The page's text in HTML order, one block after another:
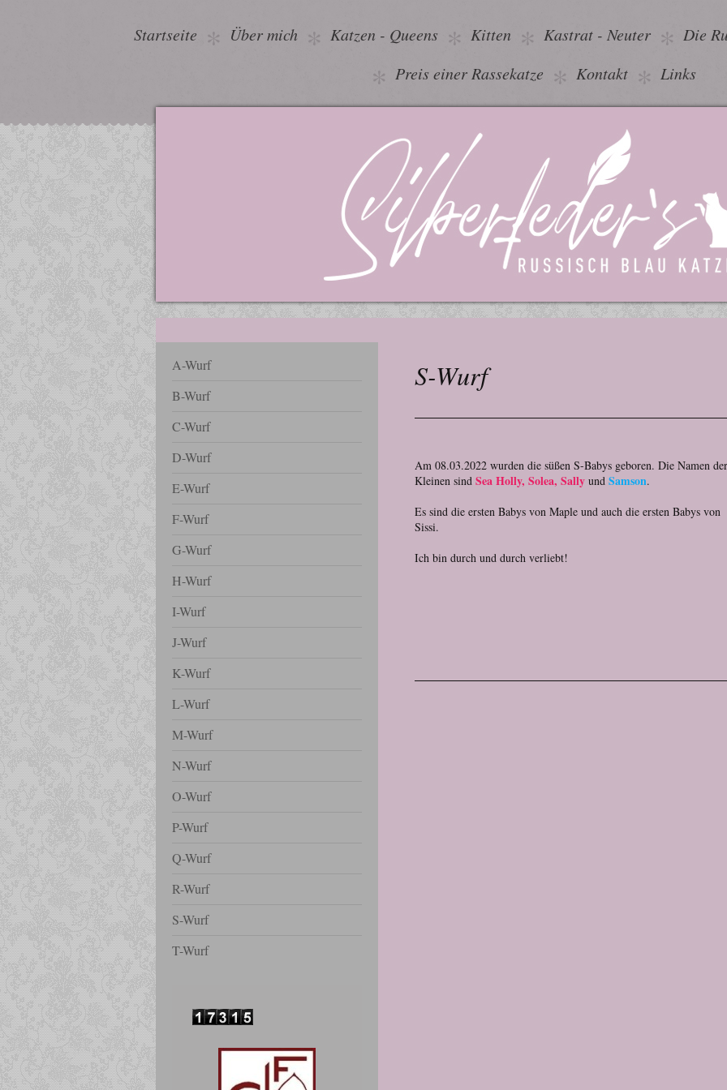
Startseite Über mich Katzen - Queens Kitten Kastrat - Neuter
Die
Preis einer Rassekatze
Kontakt Links
S-Wurf
Am 08.03.2022 wurden die süßen S-Babys geboren. Die Namen der
Kleinen sind Sea Holly, Solea, Sallyund Samson.
Es sind die ersten Babys von Maple und auch die ersten Babys von
Sissi.
Ich bin durch und durch verliebt!
A-Wurf
B-Wurf
C-Wurf
D-Wurf
E-Wurf
F-Wurf
G-Wurf
H-Wurf
I-Wurf
J-Wurf
K-Wurf
L-Wurf
M-Wurf
N-Wurf
O-Wurf
P-Wurf
Q-Wurf
R-Wurf
S-Wurf
T-Wurf